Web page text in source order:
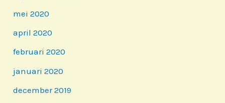
mei 2020
april 2020
februari 2020
januari 2020
december 2019